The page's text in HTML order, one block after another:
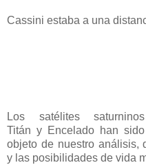
Cassini estaba a una
Los satélites saturninos
Titán y Encelado han sido
objeto de nuestro análisis,
y las posibilidades de vida